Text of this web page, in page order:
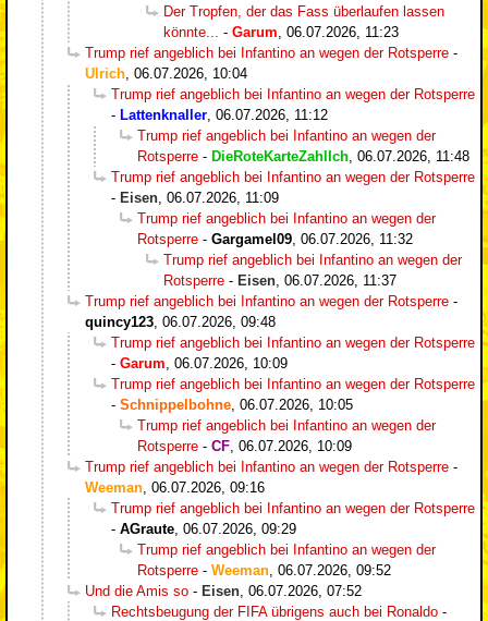
Der Tropfen, der das Fass überlaufen lassen
könnte...
- Garum 06.07.2026, 11:23
Trump rief angeblich bei Infantino an wegen der Rotsperre -
Ulrich 06.07.2026, 10:04
Trump rief angeblich bei Infantino an wegen der Rotsperre
- Lattenknaller 06.07.2026, 11:12
Trump rief angeblich bei Infantino an wegen der
Rotsperre - DieRoteKarteZahlIch 06.07.2026, 11:48
Trump rief angeblich bei Infantino an wegen der Rotsperre
- Eisen 06.07.2026, 11:09
Trump rief angeblich bei Infantino an wegen der
Rotsperre - Gargamel09 06.07.2026, 11:32
Trump rief angeblich bei Infantino an wegen der
Rotsperre - Eisen 06.07.2026, 11:37
Trump rief angeblich bei Infantino an wegen der Rotsperre -
quincy123 06.07.2026, 09:48
Trump rief angeblich bei Infantino an wegen der Rotsperre
- Garum 06.07.2026, 10:09
Trump rief angeblich bei Infantino an wegen der Rotsperre
- Schnippelbohne 06.07.2026, 10:05
Trump rief angeblich bei Infantino an wegen der
Rotsperre - CF 06.07.2026, 10:09
Trump rief angeblich bei Infantino an wegen der Rotsperre -
Weeman 06.07.2026, 09:16
Trump rief angeblich bei Infantino an wegen der Rotsperre
- AGraute 06.07.2026, 09:29
Trump rief angeblich bei Infantino an wegen der
Rotsperre - Weeman 06.07.2026, 09:52
Und die Amis so - Eisen 06.07.2026, 07:52
Rechtsbeugung der FIFA übrigens auch bei Ronaldo -